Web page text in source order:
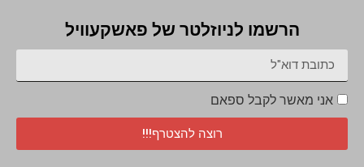
הרשמו לניוזלטר של פאשקעוויל
אני מאשר לקבל ספאם
רוצה להצטרף!!!